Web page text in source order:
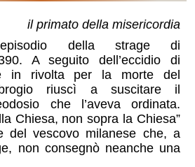
il primato della misericordia
della strage di
A seguito dell’eccidio di
in rivolta per la morte del
riuscì a suscitare il
che l’aveva ordinata.
Chiesa, non sopra la Chiesa”
del vescovo milanese che, a
non consegnò neanche una